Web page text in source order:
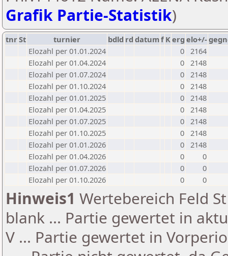
Grafik Partie-Statistik)
tnrSt turnier bdld rd datumf Kerg elo+/-
Elozahl per 01.01.2024
0 2164
Elozahl per 01.04.2024
0 2148
Elozahl per 01.07.2024
0 2148
Elozahl per 01.10.2024
0 2148
Elozahl per 01.01.2025
0 2148
Elozahl per 01.04.2025
0 2148
Elozahl per 01.07.2025
0 2148
Elozahl per 01.10.2025
0 2148
Elozahl per 01.01.2026
0 2148
Elozahl per 01.04.2026
0
0
Elozahl per 01.07.2026
0
0
Elozahl per 01.10.2026
0 0
Hinweis1 Wertebereich Feld
blank ... Partie gewertet in
V ... Partie gewertet in